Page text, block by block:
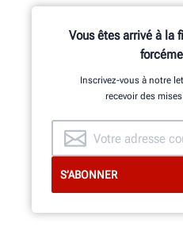
Vous êtes arrivé à la
Inscrivez-vous à notre
recevoir des